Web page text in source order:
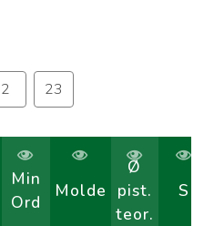
2 23
Min
Ord
Molde
Ø
pist.
teor.
S